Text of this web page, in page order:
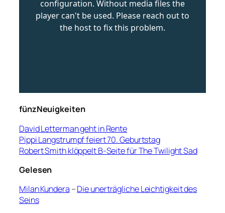
fünzNeuigkeiten
David Letterman geht in Rente
Pippi Langstrumpf feiert 70. Geburtstag
Robert Smith klöppelt B-Seite für The Twilight Sad
Gelesen
Milan Kundera –Die unerträgliche Leichtigkeit des
Seins